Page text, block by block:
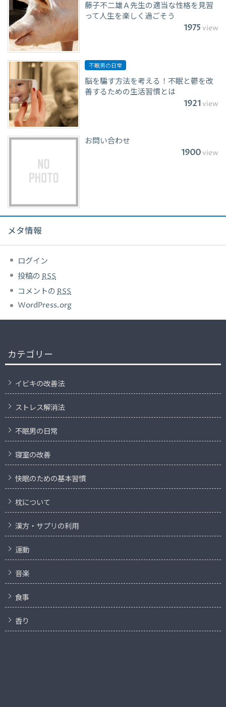
藤子不二雄Ａ先生の適当な性格を見習
って人生を楽しく過ごそう
1975 view
不眠男の日常
脳を騙す方法を考える！不眠と鬱を改
善するための生活習慣とは
1921view
お問い合わせ
1900view
メタ情報
ログイン
投稿の RSS
コメントの RSS
WordPress.org
カテゴリー
イビキの改善法
ストレス解消法
不眠男の日常
寝室の改善
快眠のための基本習慣
枕について
漢方・サプリの利用
運動
音楽
食事
香り